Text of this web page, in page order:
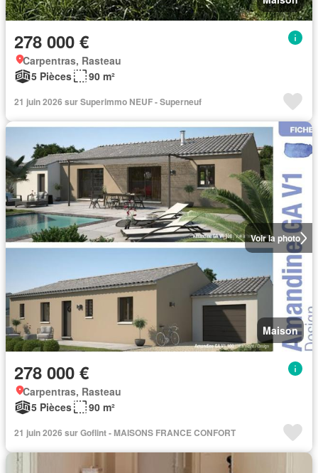
278 000 €
Carpentras, Rasteau
5 Pièces
90 m²
21 juin 2026 sur Superimmo NEUF - Superneuf
Voir la photo
Maison
278 000 €
Carpentras, Rasteau
5 Pièces
90 m²
21 juin 2026 sur Goflint - MAISONS FRANCE CONFORT